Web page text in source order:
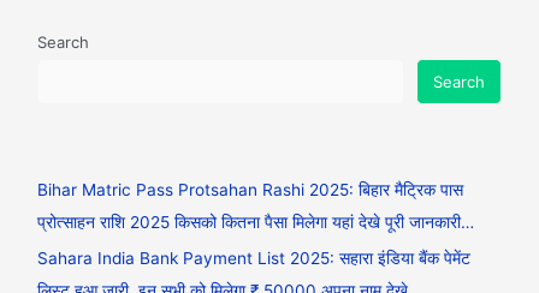
Search
Search
Bihar Matric Pass Protsahan Rashi 2025: बिहार मैट्रिक पास
प्रोत्साहन राशि 2025 किसको कितना पैसा मिलेगा यहां देखे पूरी जानकारी…
Sahara India Bank Payment List 2025: सहारा इंडिया बैंक पेमेंट